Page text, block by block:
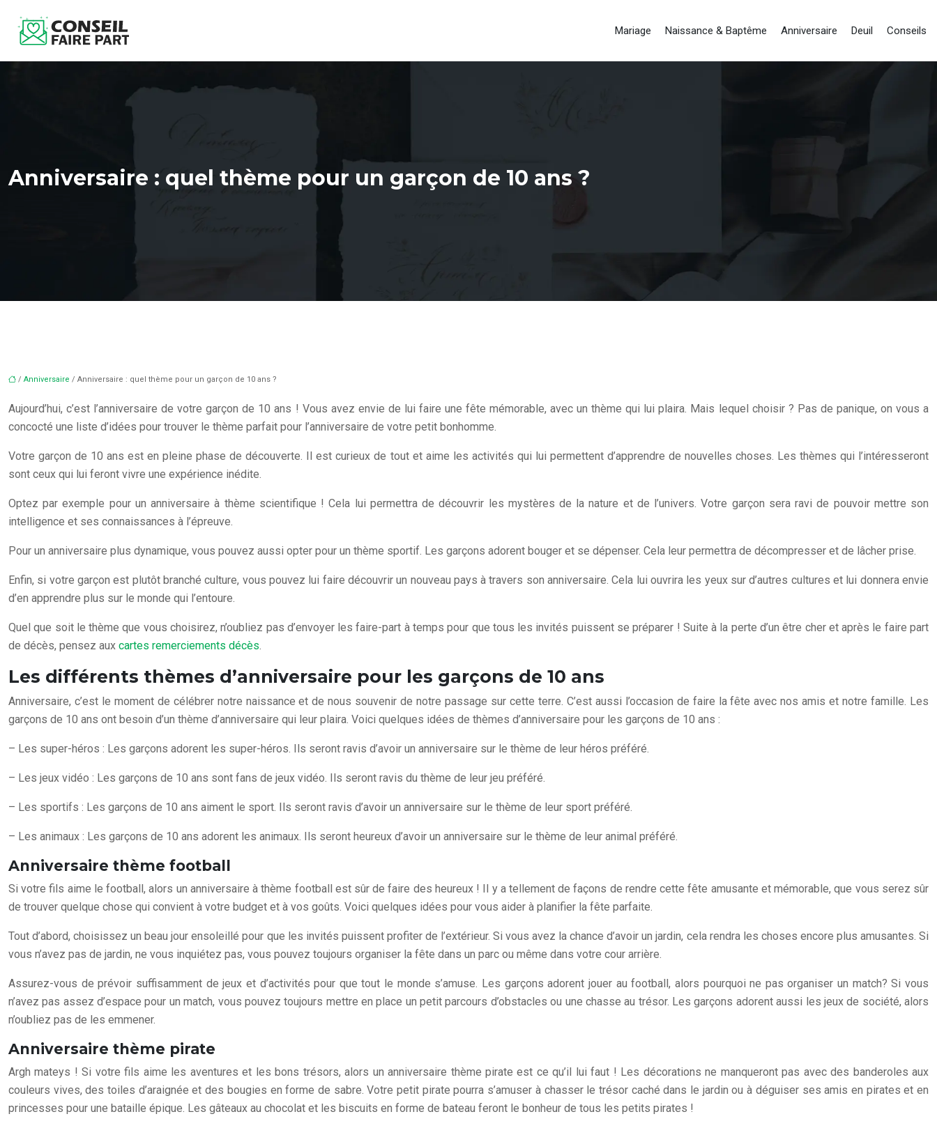
Mariage Naissance & Baptême Anniversaire Deuil Conseils
Anniversaire : quel thème pour un garçon de 10 ans ?
/ Anniversaire / Anniversaire : quel thème pour un garçon de 10 ans ?
Aujourd’hui, c’est l’anniversaire de votre garçon de 10 ans ! Vous avez envie de lui faire une fête mémorable, avec un thème qui lui plaira. Mais lequel choisir ? Pas de panique, on vous a
concocté une liste d’idées pour trouver le thème parfait pour l’anniversaire de votre petit bonhomme.
Votre garçon de 10 ans est en pleine phase de découverte. Il est curieux de tout et aime les activités qui lui permettent d’apprendre de nouvelles choses. Les thèmes qui l’intéresseront
sont ceux qui lui feront vivre une expérience inédite.
Optez par exemple pour un anniversaire à thème scientifique ! Cela lui permettra de découvrir les mystères de la nature et de l’univers. Votre garçon sera ravi de pouvoir mettre son
intelligence et ses connaissances à l’épreuve.
Pour un anniversaire plus dynamique, vous pouvez aussi opter pour un thème sportif. Les garçons adorent bouger et se dépenser. Cela leur permettra de décompresser et de lâcher prise.
Enfin, si votre garçon est plutôt branché culture, vous pouvez lui faire découvrir un nouveau pays à travers son anniversaire. Cela lui ouvrira les yeux sur d’autres cultures et lui donnera envie
d’en apprendre plus sur le monde qui l’entoure.
Quel que soit le thème que vous choisirez, n’oubliez pas d’envoyer les faire-part à temps pour que tous les invités puissent se préparer ! Suite à la perte d’un être cher et après le faire part
de décès, pensez aux cartes remerciements décès.
Les différents thèmes d’anniversaire pour les garçons de 10 ans
Anniversaire, c’est le moment de célébrer notre naissance et de nous souvenir de notre passage sur cette terre. C’est aussi l’occasion de faire la fête avec nos amis et notre famille. Les
garçons de 10 ans ont besoin d’un thème d’anniversaire qui leur plaira. Voici quelques idées de thèmes d’anniversaire pour les garçons de 10 ans :
– Les super-héros : Les garçons adorent les super-héros. Ils seront ravis d’avoir un anniversaire sur le thème de leur héros préféré.
– Les jeux vidéo : Les garçons de 10 ans sont fans de jeux vidéo. Ils seront ravis du thème de leur jeu préféré.
– Les sportifs : Les garçons de 10 ans aiment le sport. Ils seront ravis d’avoir un anniversaire sur le thème de leur sport préféré.
– Les animaux : Les garçons de 10 ans adorent les animaux. Ils seront heureux d’avoir un anniversaire sur le thème de leur animal préféré.
Anniversaire thème football
Si votre fils aime le football, alors un anniversaire à thème football est sûr de faire des heureux ! Il y a tellement de façons de rendre cette fête amusante et mémorable, que vous serez sûr
de trouver quelque chose qui convient à votre budget et à vos goûts. Voici quelques idées pour vous aider à planifier la fête parfaite.
Tout d’abord, choisissez un beau jour ensoleillé pour que les invités puissent profiter de l’extérieur. Si vous avez la chance d’avoir un jardin, cela rendra les choses encore plus amusantes. Si
vous n’avez pas de jardin, ne vous inquiétez pas, vous pouvez toujours organiser la fête dans un parc ou même dans votre cour arrière.
Assurez-vous de prévoir suffisamment de jeux et d’activités pour que tout le monde s’amuse. Les garçons adorent jouer au football, alors pourquoi ne pas organiser un match? Si vous
n’avez pas assez d’espace pour un match, vous pouvez toujours mettre en place un petit parcours d’obstacles ou une chasse au trésor. Les garçons adorent aussi les jeux de société, alors
n’oubliez pas de les emmener.
Anniversaire thème pirate
Argh mateys ! Si votre fils aime les aventures et les bons trésors, alors un anniversaire thème pirate est ce qu’il lui faut ! Les décorations ne manqueront pas avec des banderoles aux
couleurs vives, des toiles d’araignée et des bougies en forme de sabre. Votre petit pirate pourra s’amuser à chasser le trésor caché dans le jardin ou à déguiser ses amis en pirates et en
princesses pour une bataille épique. Les gâteaux au chocolat et les biscuits en forme de bateau feront le bonheur de tous les petits pirates !